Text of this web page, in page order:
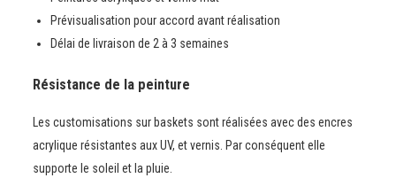
Prévisualisation pour accord avant réalisation
Délai de livraison de 2 à 3 semaines
Résistance de la peinture
Les customisations sur baskets sont réalisées avec des encres
acrylique résistantes aux UV, et vernis. Par conséquent elle
supporte le soleil et la pluie.